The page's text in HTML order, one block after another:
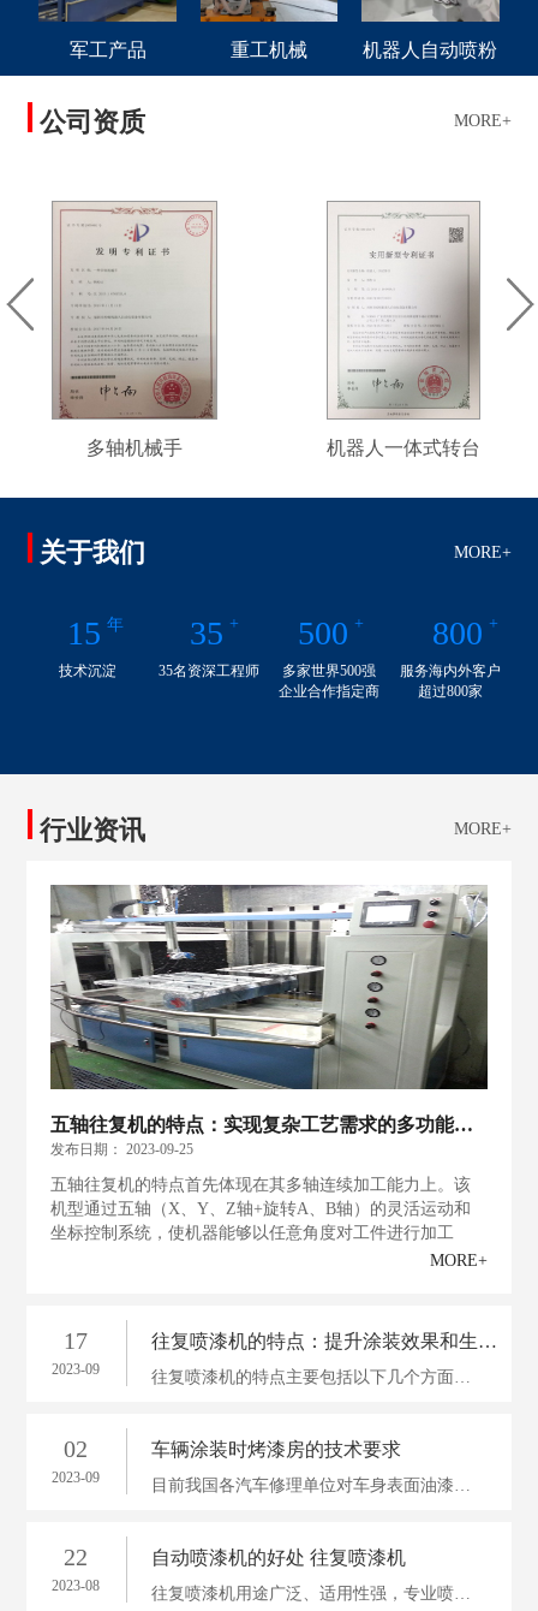
军工产品 重工机械 机器人自动喷粉
公司资质 MORE+
多轴机械手 机器人一体式转台
关于我们 MORE+
15 年
技术沉淀
35 +
35名资深工程师
500 +
多家世界500强
企业合作指定商
800 +
服务海内外客户
超过800家
行业资讯 MORE+
五轴往复机的特点：实现复杂工艺需求的多功能机器
发布日期：2023-09-25
五轴往复机的特点首先体现在其多轴连续加工能力上。该
机型通过五轴（X、Y、Z轴+旋转A、B轴）的灵活运动和
坐标控制系统，使机器能够以任意角度对工件进行加工
MORE+
17
2023-09
往复喷漆机的特点：提升涂装效果和生产效率的理想选择
往复喷漆机的特点主要包括以下几个方面。首先，它具有高精度的喷漆系统。往复喷漆机采用精密控制技术，能够精确控制喷漆厚度和喷漆速度，实现对产品表面的均匀涂布
02
2023-09
车辆涂装时烤漆房的技术要求
目前我国各汽车修理单位对车身表面油漆的修补涂装的施工；大多采用单车手工作业。为了保证汽车车身表面油漆喷涂质量，一般应用汽车喷漆烤漆房等设备
22
2023-08
自动喷漆机的好处 往复喷漆机
往复喷漆机用途广泛、适用性强，专业喷涂针对性强，(双盘可增加一倍产量），能达到高品质、高效率喷涂； 喷漆机完全数字化电脑操作,可记忆存储资料参数,人性化图形显